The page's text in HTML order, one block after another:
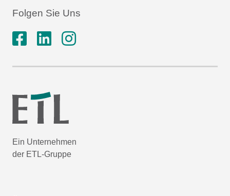
Folgen Sie Uns
Ein Unternehmen
der ETL-Gruppe